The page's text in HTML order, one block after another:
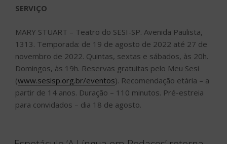
SERVIÇO
MARY STUART – Teatro do SESI-SP. Avenida Paulista,
1313. Temporada: de 19 de agosto de 2022 até 27 de
novembro de 2022. Quintas, sextas e sábados, às 20h.
Domingos, às 19h. Reservas gratuitas pelo Meu Sesi
(www.sesisp.org.br/eventos). Recomendação etária – a
partir de 14 anos. Duração – 110 minutos. Pré-estreia
para convidados – dia 18 de agosto.